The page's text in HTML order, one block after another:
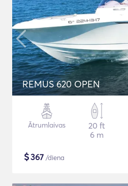
REMUS 620 OPEN
Ātrumlaivas
20 ft
6 m
$367 /diena